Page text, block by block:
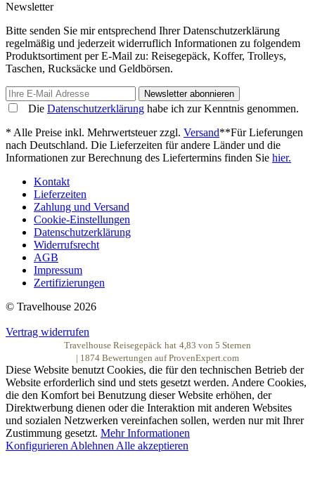
Newsletter
Bitte senden Sie mir entsprechend Ihrer Datenschutzerklärung
regelmäßig und jederzeit widerruflich Informationen zu folgendem
Produktsortiment per E-Mail zu: Reisegepäck, Koffer, Trolleys,
Taschen, Rucksäcke und Geldbörsen.
Newsletter abonnieren
Die Datenschutzerklärung habe ich zur Kenntnis genommen.
* Alle Preise inkl. Mehrwertsteuer zzgl. Versand**Für Lieferungen
nach Deutschland. Die Lieferzeiten für andere Länder und die
Informationen zur Berechnung des Liefertermins finden Sie hier.
Kontakt
Lieferzeiten
Zahlung und Versand
Cookie-Einstellungen
Datenschutzerklärung
Widerrufsrecht
AGB
Impressum
Zertifizierungen
© Travelhouse 2026
Vertrag widerrufen
Travelhouse Reisegepäck hat 4,83 von 5 Sternen
1874 Bewertungen auf ProvenExpert.com
Diese Website benutzt Cookies, die für den technischen Betrieb der
Website erforderlich sind und stets gesetzt werden. Andere Cookies,
die den Komfort bei Benutzung dieser Website erhöhen, der
Direktwerbung dienen oder die Interaktion mit anderen Websites
und sozialen Netzwerken vereinfachen sollen, werden nur mit Ihrer
Zustimmung gesetzt. Mehr Informationen
Konfigurieren Ablehnen Alle akzeptieren